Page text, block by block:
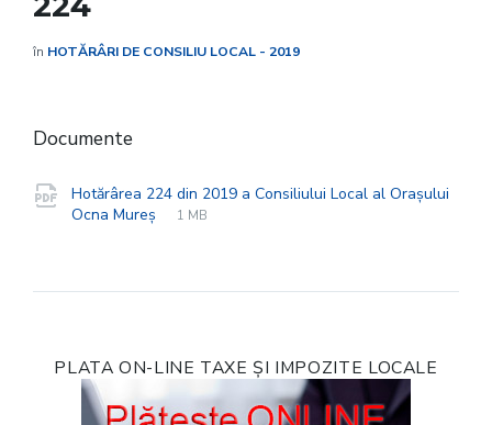
în HOTĂRÂRI DE CONSILIU LOCAL - 2019
Documente
Hotărârea 224 din 2019 a Consiliului Local al Orașului
Ocna Mureș
File
pdf
File
1 MB
PLATA ON-LINE TAXE ȘI IMPOZITE LOCALE